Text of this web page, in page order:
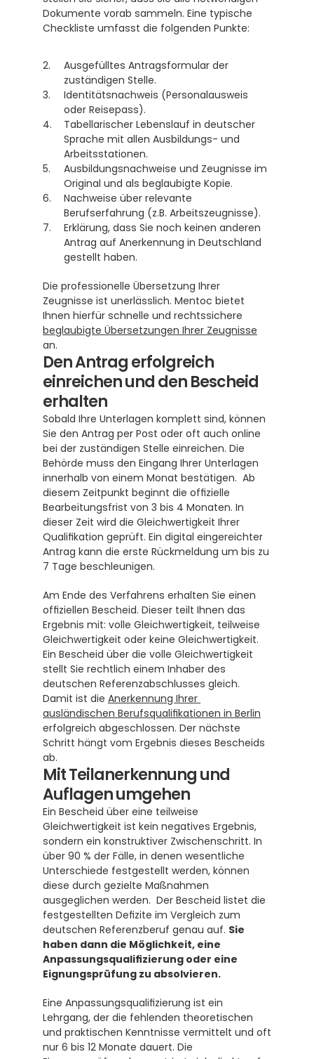
Dokumente vorab sammeln. Eine typische
Checkliste umfasst die folgenden Punkte:
Ausgefülltes Antragsformular der
zuständigen Stelle.
Identitätsnachweis (Personalausweis
oder Reisepass).
Tabellarischer Lebenslauf in deutscher
Sprache mit allen Ausbildungs- und
Arbeitsstationen.
Ausbildungsnachweise und Zeugnisse im
Original und als beglaubigte Kopie.
Nachweise über relevante
Berufserfahrung (z.B. Arbeitszeugnisse).
Erklärung, dass Sie noch keinen anderen
Antrag auf Anerkennung in Deutschland
gestellt haben.
Die professionelle Übersetzung Ihrer
Zeugnisse ist unerlässlich. Mentoc bietet
beglaubigte Übersetzungen Ihrer Zeugnisse
an.
Den Antrag erfolgreich
einreichen und den Bescheid
erhalten
Sobald Ihre Unterlagen komplett sind, können
Sie den Antrag per Post oder oft auch online
bei der zuständigen Stelle einreichen. Die
Behörde muss den Eingang Ihrer Unterlagen
innerhalb von einem Monat bestätigen.  Ab
diesem Zeitpunkt beginnt die offizielle
Bearbeitungsfrist von 3 bis 4 Monaten. In
dieser Zeit wird die Gleichwertigkeit Ihrer
Qualifikation geprüft. Ein digital eingereichter
Antrag kann die erste Rückmeldung um bis zu
7 Tage beschleunigen.
Am Ende des Verfahrens erhalten Sie einen
offiziellen Bescheid. Dieser teilt Ihnen das
Ergebnis mit: volle Gleichwertigkeit, teilweise
Gleichwertigkeit oder keine Gleichwertigkeit.
Ein Bescheid über die volle Gleichwertigkeit
stellt Sie rechtlich einem Inhaber des
deutschen Referenzabschlusses gleich.
Damit ist die Anerkennung Ihrer
ausländischen Berufsqualifikationen in Berlin
erfolgreich abgeschlossen. Der nächste
Schritt hängt vom Ergebnis dieses Bescheids
ab.
Mit Teilanerkennung und
Auflagen umgehen
Ein Bescheid über eine teilweise
Gleichwertigkeit ist kein negatives Ergebnis,
sondern ein konstruktiver Zwischenschritt. In
über 90 % der Fälle, in denen wesentliche
Unterschiede festgestellt werden, können
diese durch gezielte Maßnahmen
ausgeglichen werden.  Der Bescheid listet die
festgestellten Defizite im Vergleich zum
deutschen Referenzberuf genau auf. Sie
haben dann die Möglichkeit, eine
Anpassungsqualifizierung oder eine
Eignungsprüfung zu absolvieren.
Eine Anpassungsqualifizierung ist ein
Lehrgang, der die fehlenden theoretischen
und praktischen Kenntnisse vermittelt und oft
nur 6 bis 12 Monate dauert. Die